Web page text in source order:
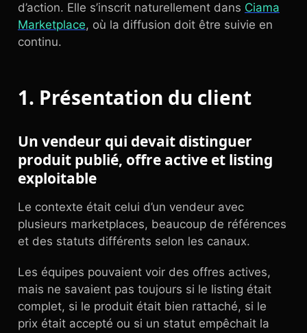
d’action. Elle s’inscrit naturellement dans Ciama
Marketplace, où la diffusion doit être suivie en
continu.
1. Présentation du client
Un vendeur qui devait distinguer
produit publié, offre active et listing
exploitable
Le contexte était celui d’un vendeur avec
plusieurs marketplaces, beaucoup de références
et des statuts différents selon les canaux.
Les équipes pouvaient voir des offres actives,
mais ne savaient pas toujours si le listing était
complet, si le produit était bien rattaché, si le
prix était accepté ou si un statut empêchait la